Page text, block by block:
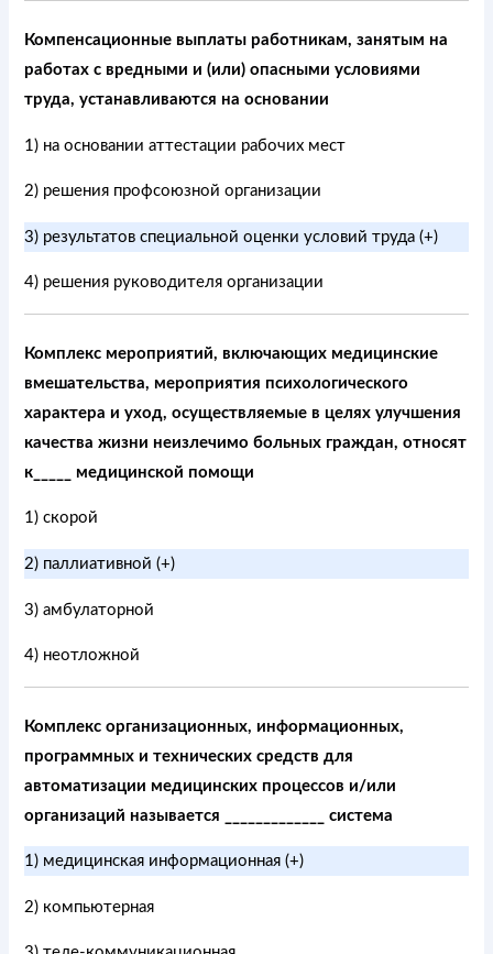
Компенсационные выплаты работникам, занятым на
работах с вредными и (или) опасными условиями
труда, устанавливаются на основании
1) на основании аттестации рабочих мест
2) решения профсоюзной организации
3) результатов специальной оценки условий труда (+)
4) решения руководителя организации
Комплекс мероприятий, включающих медицинские
вмешательства, мероприятия психологического
характера и уход, осуществляемые в целях улучшения
качества жизни неизлечимо больных граждан, относят
к_____ медицинской помощи
1) скорой
2) паллиативной (+)
3) амбулаторной
4) неотложной
Комплекс организационных, информационных,
программных и технических средств для
автоматизации медицинских процессов и/или
организаций называется _____________ система
1) медицинская информационная (+)
2) компьютерная